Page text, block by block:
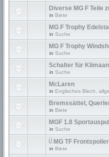
Diverse MG F Teile
in Biete
MG F Trophy
in Suche
MG F Trophy
in Suche
Schalter für
in Suche
McLaren
in Englisches Blech,
Bremssättel,
in Biete
MGF 1.8
in Suche
MG TF Frontspoiler
in Biete